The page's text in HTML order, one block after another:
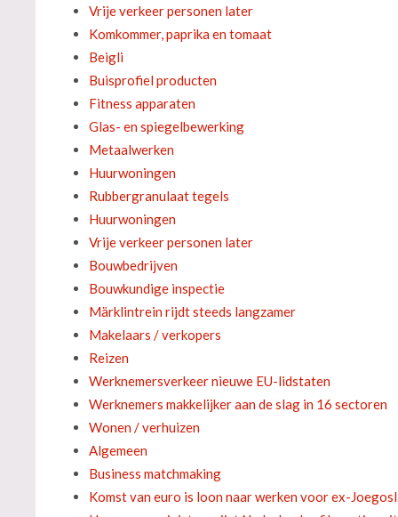
Vrije verkeer personen later
Komkommer, paprika en tomaat
Beigli
Buisprofiel producten
Fitness apparaten
Glas- en spiegelbewerking
Metaalwerken
Huurwoningen
Rubbergranulaat tegels
Huurwoningen
Vrije verkeer personen later
Bouwbedrijven
Bouwkundige inspectie
Märklintrein rijdt steeds langzamer
Makelaars / verkopers
Reizen
Werknemersverkeer nieuwe EU-lidstaten
Werknemers makkelijker aan de slag in 16 sectoren
Wonen / verhuizen
Algemeen
Business matchmaking
Komst van euro is loon naar werken voor ex-